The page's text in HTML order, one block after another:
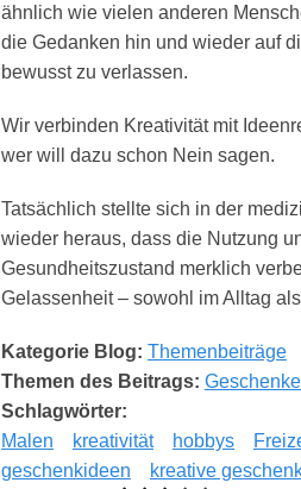
ähnlich wie vielen anderen
die Gedanken hin und wieder auf
bewusst zu verlassen.
Wir verbinden Kreativität mit
wer will dazu schon Nein sagen.
Tatsächlich stellte sich in der
wieder heraus, dass die Nutzung
Gesundheitszustand merklich
Gelassenheit – sowohl im Alltag
Kategorie Blog: Themenbeiträge
Themen des Beitrags: Geschenke
Schlagwörter:
Malen
kreativität hobbys
geschenkideen
kreative